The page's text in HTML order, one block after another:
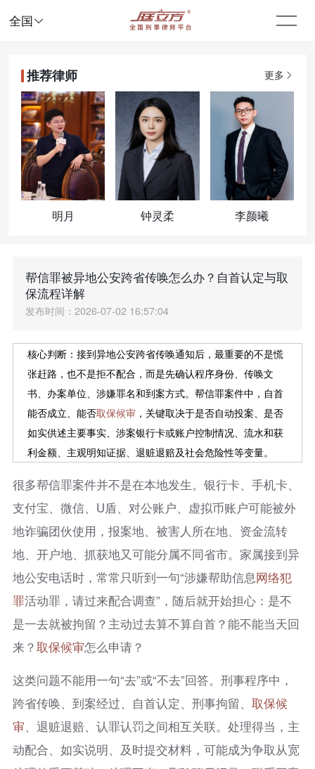
全国 
推荐律师 更多
明月 钟灵柔 李颜曦
帮信罪被异地公安跨省传唤怎么办？自首认定与取
保流程详解
发布时间：2026-07-02 16:57:04
核心判断：接到异地公安跨省传唤通知后，最重要的不是慌
张赶路，也不是拒不配合，而是先确认程序身份、传唤文
书、办案单位、涉嫌罪名和到案方式。帮信罪案件中，自首
能否成立、能否取保候审，关键取决于是否自动投案、是否
如实供述主要事实、涉案银行卡或账户控制情况、流水和获
利金额、主观明知证据、退赃退赔及社会危险性等变量。
很多帮信罪案件并不是在本地发生。银行卡、手机卡、
支付宝、微信、U盾、对公账户、虚拟币账户可能被外
地诈骗团伙使用，报案地、被害人所在地、资金流转
地、开户地、抓获地又可能分属不同省市。家属接到异
地公安电话时，常常只听到一句“涉嫌帮助信息网络犯
罪活动罪，请过来配合调查”，随后就开始担心：是不
是一去就被拘留？主动过去算不算自首？能不能当天回
来？取保候审怎么申请？
这类问题不能用一句“去”或“不去”回答。刑事程序中，
跨省传唤、到案经过、自首认定、刑事拘留、 取保候
审、退赃退赔、认罪认罚之间相互关联。处理得当，主
动配合、如实说明、及时提交材料，可能成为争取从宽